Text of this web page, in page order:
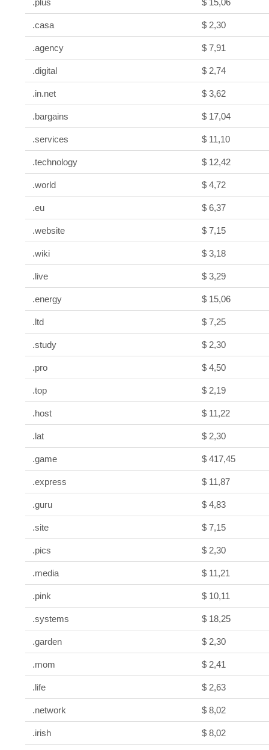
.plus $ 15,06
.casa $ 2,30
.agency $ 7,91
.digital $ 2,74
.in.net $ 3,62
.bargains $ 17,04
.services $ 11,10
.technology $ 12,42
.world $ 4,72
.eu $ 6,37
.website $ 7,15
.wiki $ 3,18
.live $ 3,29
.energy $ 15,06
.ltd $ 7,25
.study $ 2,30
.pro $ 4,50
.top $ 2,19
.host $ 11,22
.lat $ 2,30
.game $ 417,45
.express $ 11,87
.guru $ 4,83
.site $ 7,15
.pics $ 2,30
.media $ 11,21
.pink $ 10,11
.systems $ 18,25
.garden $ 2,30
.mom $ 2,41
.life $ 2,63
.network $ 8,02
.irish $ 8,02